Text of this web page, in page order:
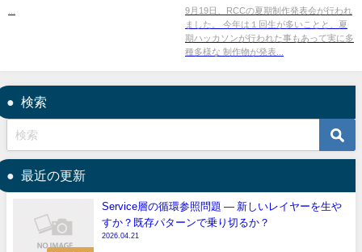
9月19日、RCCの夏期制作発表会が行われ
ました。 今年は１回生が多いことと、夏
期ハッカソンが行われた事もあって実に多
種多様な 制作物が発表...
検索
最近の更新
Service層の循環参照問題 — 新しいレイヤーを生や
すか？既存パターンで乗り切るか？
2026.04.21